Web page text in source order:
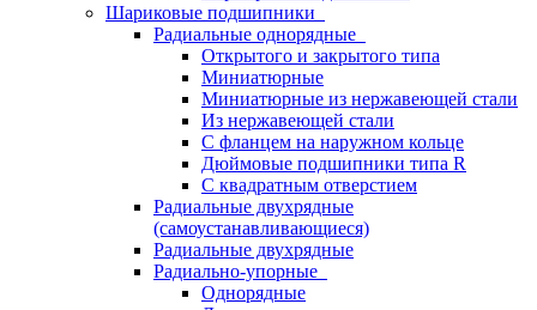
Шариковые подшипники
Радиальные однорядные
Открытого и закрытого типа
Миниатюрные
Миниатюрные из нержавеющей стали
Из нержавеющей стали
С фланцем на наружном кольце
Дюймовые подшипники типа R
С квадратным отверстием
Радиальные двухрядные
(самоустанавливающиеся)
Радиальные двухрядные
Радиально-упорные
Однорядные